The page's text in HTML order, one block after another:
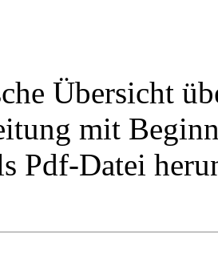
Übersicht
mit
Pdf-Datei